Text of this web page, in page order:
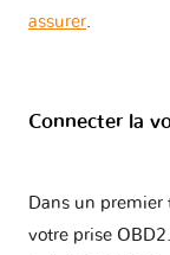
assurer
Connecter la
Dans un
votre prise